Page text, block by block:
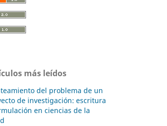
más leídos
del problema de un
de investigación: escritura
en ciencias de la